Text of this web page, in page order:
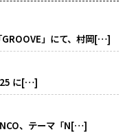
GROOVE」にて、村岡[…]
に[…]
、テーマ「N[…]